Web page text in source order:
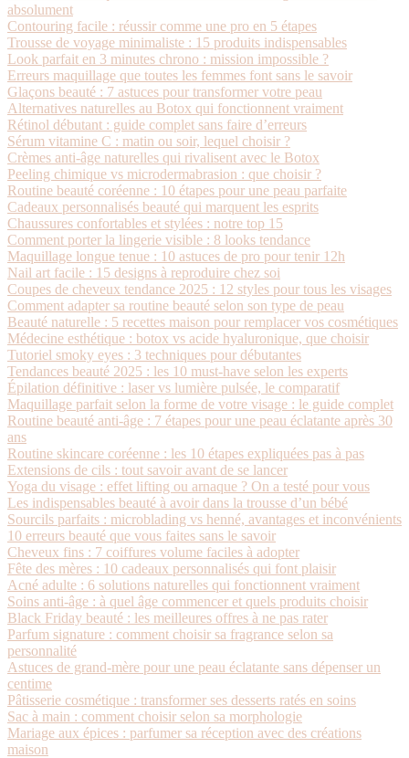
absolument
Contouring facile : réussir comme une pro en 5 étapes
Trousse de voyage minimaliste : 15 produits indispensables
Look parfait en 3 minutes chrono : mission impossible ?
Erreurs maquillage que toutes les femmes font sans le savoir
Glaçons beauté : 7 astuces pour transformer votre peau
Alternatives naturelles au Botox qui fonctionnent vraiment
Rétinol débutant : guide complet sans faire d’erreurs
Sérum vitamine C : matin ou soir, lequel choisir ?
Crèmes anti-âge naturelles qui rivalisent avec le Botox
Peeling chimique vs microdermabrasion : que choisir ?
Routine beauté coréenne : 10 étapes pour une peau parfaite
Cadeaux personnalisés beauté qui marquent les esprits
Chaussures confortables et stylées : notre top 15
Comment porter la lingerie visible : 8 looks tendance
Maquillage longue tenue : 10 astuces de pro pour tenir 12h
Nail art facile : 15 designs à reproduire chez soi
Coupes de cheveux tendance 2025 : 12 styles pour tous les visages
Comment adapter sa routine beauté selon son type de peau
Beauté naturelle : 5 recettes maison pour remplacer vos cosmétiques
Médecine esthétique : botox vs acide hyaluronique, que choisir
Tutoriel smoky eyes : 3 techniques pour débutantes
Tendances beauté 2025 : les 10 must-have selon les experts
Épilation définitive : laser vs lumière pulsée, le comparatif
Maquillage parfait selon la forme de votre visage : le guide complet
Routine beauté anti-âge : 7 étapes pour une peau éclatante après 30
ans
Routine skincare coréenne : les 10 étapes expliquées pas à pas
Extensions de cils : tout savoir avant de se lancer
Yoga du visage : effet lifting ou arnaque ? On a testé pour vous
Les indispensables beauté à avoir dans la trousse d’un bébé
Sourcils parfaits : microblading vs henné, avantages et inconvénients
10 erreurs beauté que vous faites sans le savoir
Cheveux fins : 7 coiffures volume faciles à adopter
Fête des mères : 10 cadeaux personnalisés qui font plaisir
Acné adulte : 6 solutions naturelles qui fonctionnent vraiment
Soins anti-âge : à quel âge commencer et quels produits choisir
Black Friday beauté : les meilleures offres à ne pas rater
Parfum signature : comment choisir sa fragrance selon sa
personnalité
Astuces de grand-mère pour une peau éclatante sans dépenser un
centime
Pâtisserie cosmétique : transformer ses desserts ratés en soins
Sac à main : comment choisir selon sa morphologie
Mariage aux épices : parfumer sa réception avec des créations
maison